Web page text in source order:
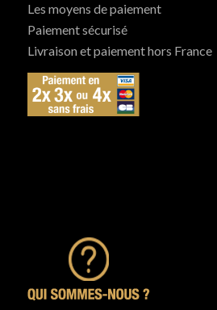
Les moyens de paiement
Paiement sécurisé
Livraison et paiement hors France